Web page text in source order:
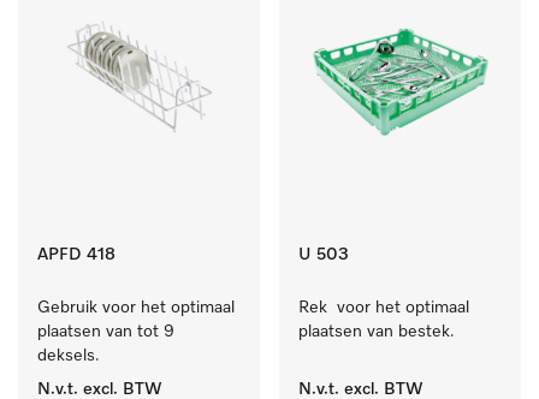
APFD 418
Gebruik voor het optimaal
plaatsen van tot 9
deksels.
N.v.t. excl. BTW
U 503
Rek  voor het optimaal
plaatsen van bestek.
N.v.t. excl. BTW